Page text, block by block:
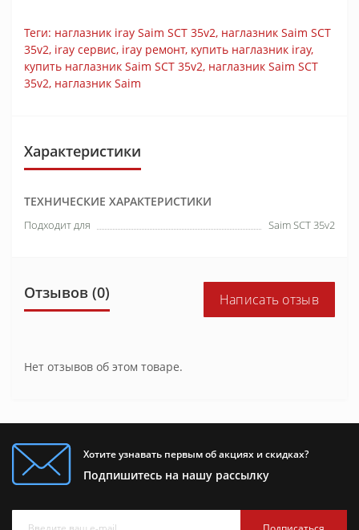
Теги: наглазник iray Saim SCT 35v2, наглазник Saim SCT
35v2, iray сервис, iray ремонт, купить наглазник iray,
купить наглазник Saim SCT 35v2, наглазник Saim SCT
35v2, наглазник Saim
Характеристики
ТЕХНИЧЕСКИЕ ХАРАКТЕРИСТИКИ
Подходит для Saim SCT 35v2
Отзывов (0) Написать отзыв
Нет отзывов об этом товаре.
Хотите узнавать первым об акциях и скидках?
Подпишитесь на нашу рассылку